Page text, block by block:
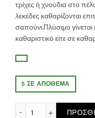
τρίχες ή χνούδια στο
λεκέδες καθαρίζονται
σαπούνι.Πλύσιμο γίνεται
καθαριστικό είτε σε
5 ΣΕ ΑΠΌΘΕΜΑ